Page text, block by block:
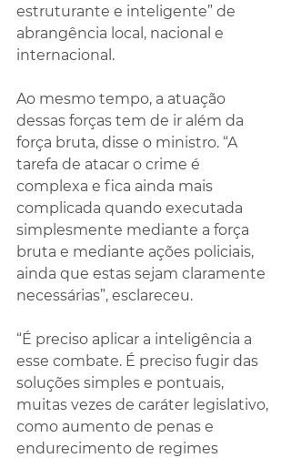
estruturante e inteligente” de
abrangência local, nacional e
internacional.
Ao mesmo tempo, a atuação
dessas forças tem de ir além da
força bruta, disse o ministro. “A
tarefa de atacar o crime é
complexa e fica ainda mais
complicada quando executada
simplesmente mediante a força
bruta e mediante ações policiais,
ainda que estas sejam claramente
necessárias”, esclareceu.
“É preciso aplicar a inteligência a
esse combate. É preciso fugir das
soluções simples e pontuais,
muitas vezes de caráter legislativo,
como aumento de penas e
endurecimento de regimes